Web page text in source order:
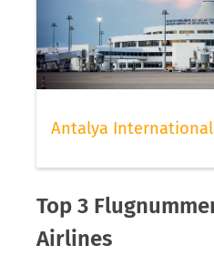
Antalya
Top 3
Airlines